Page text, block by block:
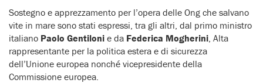
Sostegno e apprezzamento per l’opera delle Ong che salvano
vite in mare sono stati espressi, tra gli altri, dal primo ministro
italiano Paolo Gentiloni e da Federica Mogherini , Alta
rappresentante per la politica estera e di sicurezza
dell’Unione europea nonché vicepresidente della
Commissione europea.